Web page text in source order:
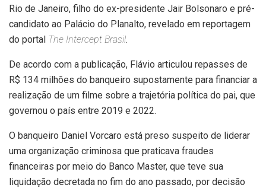
Rio de Janeiro, filho do ex-presidente Jair Bolsonaro e pré-
candidato ao Palácio do Planalto, revelado em reportagem
do portal The Intercept Brasil.
De acordo com a publicação, Flávio articulou repasses de
R$ 134 milhões do banqueiro supostamente para financiar a
realização de um filme sobre a trajetória política do pai, que
governou o país entre 2019 e 2022.
O banqueiro Daniel Vorcaro está preso suspeito de liderar
uma organização criminosa que praticava fraudes
financeiras por meio do Banco Master, que teve sua
liquidação decretada no fim do ano passado, por decisão